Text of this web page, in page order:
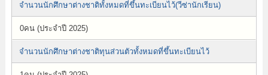
จำนวนนักศึกษาต่างชาติทั้งหมดที่ขึ้นทะเบียนไว้(วีซ่านักเรียน)
0คน (ประจำปี 2025)
จำนวนนักศึกษาต่างชาติทุนส่วนตัวทั้งหมดที่ขึ้นทะเบียนไว้